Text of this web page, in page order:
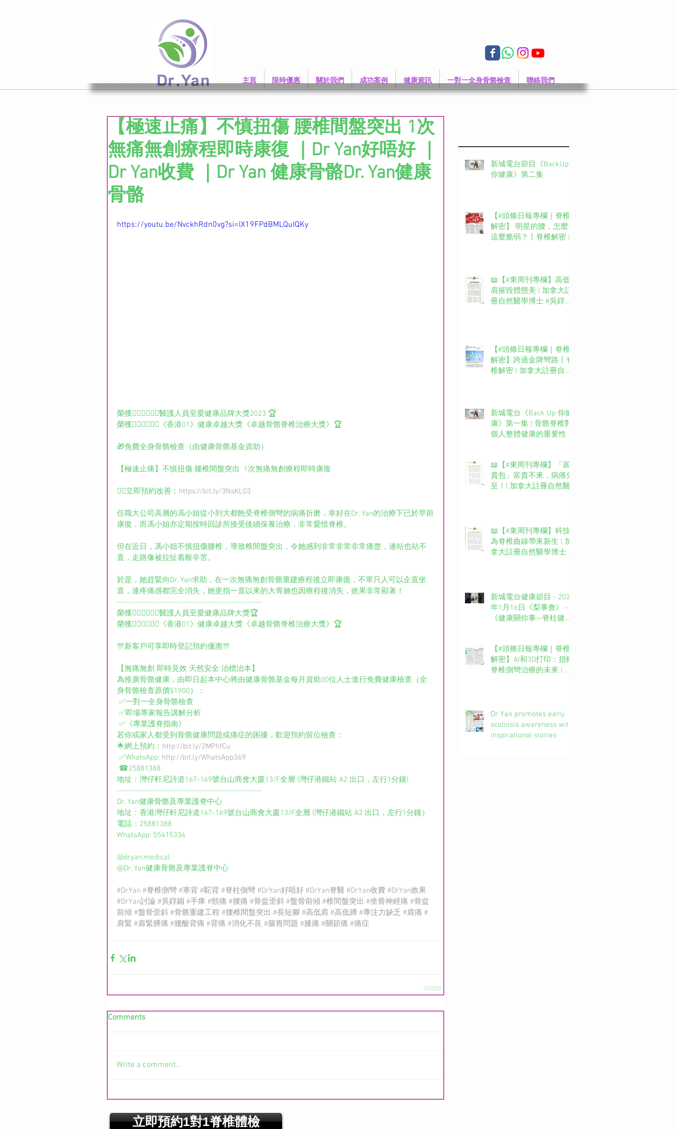
主頁 限時優惠 關於我們 成功案例 健康資訊 一對一全身骨骼檢查 聯絡我們
【極速止痛】不慎扭傷 腰椎間盤突出 1次
無痛無創療程即時康復 ｜Dr Yan好唔好 ｜
Dr Yan收費 ｜Dr Yan 健康骨骼Dr. Yan健康
骨骼
https://youtu.be/NvckhRdn0vg?si=lX19FPdBMLQuIQKy
榮獲️👨🏻‍⚕️👩🏻‍⚕️醫護人員至愛健康品牌大獎2023 🏆
榮獲👨🏻‍⚕️👩🏻‍⚕️《香港01》健康卓越大獎《卓越骨骼脊椎治療大獎》🏆
🎁免費全身骨骼檢查（由健康骨骼基金資助）
【極速止痛】不慎扭傷 腰椎間盤突出  1次無痛無創療程即時康復
👉🏻立即預約改善： https://bit.ly/3NsKL03
任職大公司高層的馮小姐從小到大都飽受脊椎側彎的病痛折磨，幸好在Dr. Yan的治療下已於早前
康復，而馮小姐亦定期按時回診所接受後續保養治療，非常愛惜脊椎。
但在近日，馮小姐不慎扭傷腰椎，導致椎間盤突出，令她感到非常非常非常痛楚，連站也站不
直，走路像被拉扯着般辛苦。
於是，她趕緊向Dr. Yan求助，在一次無痛無創骨骼重建療程後立即康復，不單只人可以企直坐
直，連疼痛感都完全消失，她更指一直以來的大胃腩也因療程後消失，效果非常顯著！
------------------------------------------------
榮獲👨🏻‍⚕️👩🏻‍⚕️醫護人員至愛健康品牌大獎🏆
榮獲👨🏻‍⚕️👩🏻‍⚕️《香港01》健康卓越大獎《卓越骨骼脊椎治療大獎》🏆
🎊新客戶可享即時登記預約優惠🎊
【無痛無創 即時見效 天然安全 治標治本】
為推廣骨骼健康，由即日起本中心將由健康骨骼基金每月資助30位人士進行免費健康檢查（全
身骨骼檢查原價$1900）：
✅一對一全身骨骼檢查
✅即場專家報告講解分析
✅《專業護脊指南》
若你或家人都受到骨骼健康問題或痛症的困擾，歡迎預約留位檢查：
🌟網上預約： http://bit.ly/2MPhfCu
✅WhatsApp: http://bit.ly/WhatsApp369
☎25881388
地址：灣仔軒尼詩道167-169號台山商會大廈13/F全層 (灣仔港鐵站 A2 出口，左行1分鐘)
------------------------------------------------
Dr. Yan健康骨骼及專業護脊中心
地址：香港灣仔軒尼詩道167-169號台山商會大廈13/F全層 (灣仔港鐵站 A2 出口，左行1分鐘）
電話：25881388
WhatsApp: 55415334
@dryan.medical
@Dr. Yan健康骨骼及專業護脊中心
#DrYan #脊椎側彎 #寒背 #駝背 #脊柱側彎 #DrYan好唔好 #DrYan脊醫 #DrYan收費 #DrYan效果
#DrYan討論 #吳錞銦 #手痺 #頸痛 #腰痛 #骨盆歪斜 #盤骨前傾 #椎間盤突出 #坐骨神經痛 #骨盆
前傾 #盤骨歪斜 #骨骼重建工程 #腰椎間盤突出 #長短腳 #高低肩 #高低膊 #專注力缺乏 #肩痛 #
肩緊 #肩緊膊痛 #腰酸背痛 #背痛 #消化不良 #腸胃問題 #膝痛 #關節痛 #痛症
Comments
Write a comment...
新城電台節目《BackUp
你健康》第二集
【#頭條日報專欄｜脊椎
解密】 明星的腰，怎麼
這麼脆弱？丨脊椎解密 |
📖【#東周刊專欄】高低
肩摧毀體態美 | 加拿大註
冊自然醫學博士 #吳錞銦
【#頭條日報專欄｜脊椎
解密】跨過金牌彎路丨脊
椎解密 | 加拿大註冊自然
新城電台《Back Up 你健
康》第一集 | 骨骼脊椎對
個人整體健康的重要性
📖【#東周刊專欄】「富
貴包」富貴不來，病痛先
至！| 加拿大註冊自然醫
📖【#東周刊專欄】科技
為脊椎曲線帶來新生 | 加
拿大註冊自然醫學博士 #
新城電台健康節目 - 2025
年1月16日《梨事會》 -
《健康關你事—脊柱健康
台長 葉文輝Barry Ip (啤
梨）嘉賓主持：吳錞銦博
士Dr. Yan
【#頭條日報專欄｜脊椎
解密】AI和3D打印：扭轉
脊椎側彎治療的未來 | 脊
Dr Yan promotes early
scoliosis awareness with
inspirational stories
立即預約1對1脊椎體檢